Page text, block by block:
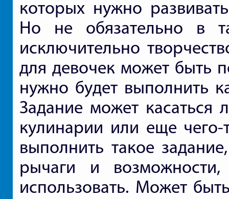
которых нужно
Но не обязательно в
исключительно
для девочек может быть
нужно будет выполнить
Задание может касаться
кулинарии или еще
выполнить такое
рычаги и
использовать. Может